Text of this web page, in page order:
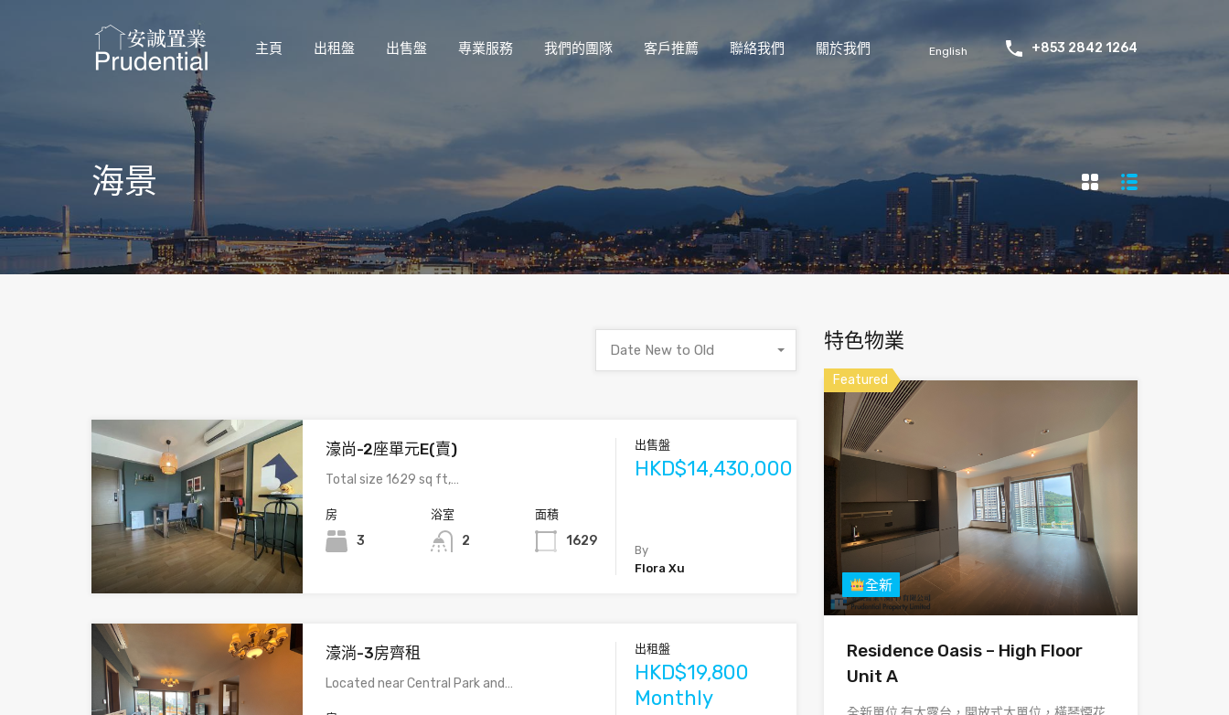
主頁 出租盤 出售盤 專業服務 我們的團隊 客戶推薦 聯絡我們 關於我們 English +853 2842 1264
海景
Date New to Old
濠尚-2座單元E(賣)
Total size 1629 sq ft,…
房
3
浴室
2
面積
1629
出售盤
HKD$14,430,000
By
Flora Xu
濠淌-3房齊租
Located near Central Park and…
出租盤
HKD$19,800
Monthly
特色物業
Featured
全新
Residence Oasis – High Floor
Unit A